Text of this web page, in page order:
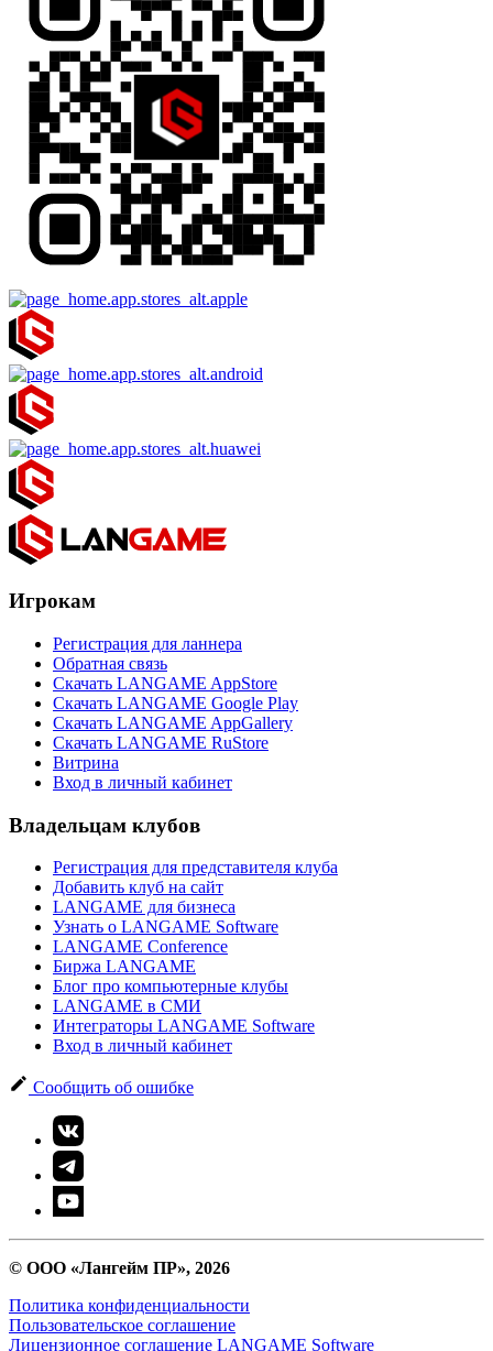
Игрокам
Регистрация для ланнера
Обратная связь
Скачать LANGAME AppStore
Скачать LANGAME Google Play
Скачать LANGAME AppGallery
Скачать LANGAME RuStore
Витрина
Вход в личный кабинет
Владельцам клубов
Регистрация для представителя клуба
Добавить клуб на сайт
LANGAME для бизнеса
Узнать о LANGAME Software
LANGAME Conference
Биржа LANGAME
Блог про компьютерные клубы
LANGAME в СМИ
Интеграторы LANGAME Software
Вход в личный кабинет
Сообщить об ошибке
© ООО «Лангейм ПР», 2026
Политика конфиденциальности
Пользовательское соглашение
Лицензионное соглашение LANGAME Software